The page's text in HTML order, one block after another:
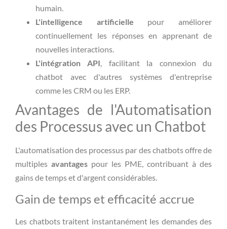
humain.
L'intelligence artificielle pour améliorer
continuellement les réponses en apprenant de
nouvelles interactions.
L'intégration API, facilitant la connexion du
chatbot avec d'autres systèmes d'entreprise
comme les CRM ou les ERP.
Avantages de l'Automatisation
des Processus avec un Chatbot
L'automatisation des processus par des chatbots offre de
multiples avantages pour les PME, contribuant à des
gains de temps et d'argent considérables.
Gain de temps et efficacité accrue
Les chatbots traitent instantanément les demandes des